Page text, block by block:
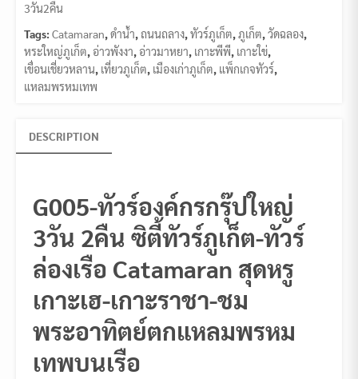
3วัน2คืน
Tags: Catamaran,ดำน้ำ,ถนนถลาง,ทัวร์ภูเก็ต,ภูเก็ต,วัดฉลอง,
หระใหญ่ภูเก็ต,อ่าวพังงา,อ่าวมาหยา, เกาะพีพี, เกาะใข่,
เขื่อนเชี่ยวหลาน, เที่ยวภูเก็ต, เมืองเก่าภูเก็ต, แพ็กเกจทัวร์,
แหลมพรหมเทพ
DESCRIPTION
G005-ทัวร์องค์กรกรุ๊ปใหญ่
3วัน 2คืน ซิตี้ทัวร์ภูเก็ต-ทัวร์
ล่องเรือ Catamaran สุดหรู
เกาะเฮ-เกาะราชา-ชม
พระอาทิตย์ตกแหลมพรหม
เทพบนเรือ